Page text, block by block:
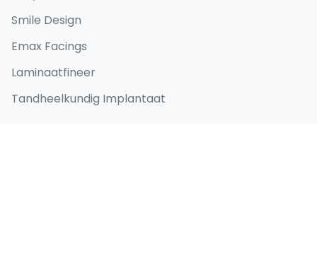
Smile Design
Emax Facings
Laminaatfineer
Tandheelkundig Implantaat